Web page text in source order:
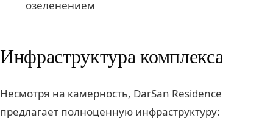
озеленением
Инфраструктура комплекса
Несмотря на камерность, DarSan Residence
предлагает полноценную инфраструктуру: